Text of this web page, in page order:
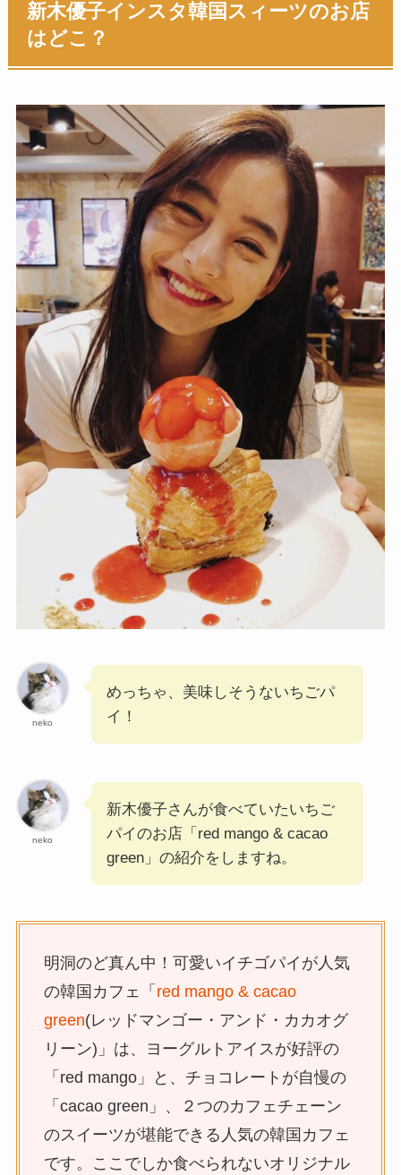
新木優子インスタ韓国スィーツのお店
はどこ？
neko
めっちゃ、美味しそうないちごパ
イ！
neko
新木優子さんが食べていたいちご
パイのお店「red mango & cacao
green」の紹介をしますね。
明洞のど真ん中！可愛いイチゴパイが人気
の韓国カフェ「 red mango & cacao
green(レッドマンゴー・アンド・カカオグ
リーン)」は、ヨーグルトアイスが好評の
「red mango」と、チョコレートが自慢の
「cacao green」、２つのカフェチェーン
のスイーツが堪能できる人気の韓国カフェ
です。ここでしか食べられないオリジナル